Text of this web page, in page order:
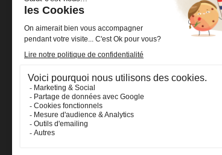
France
+33 (0)2 40 36 20 61
boutique@cheval-shop.com